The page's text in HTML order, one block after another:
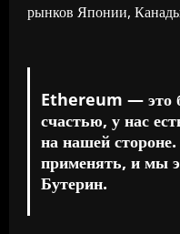
рынков Японии,
Ethereum — это
счастью, у нас
на нашей
применять, и мы
Бутерин.